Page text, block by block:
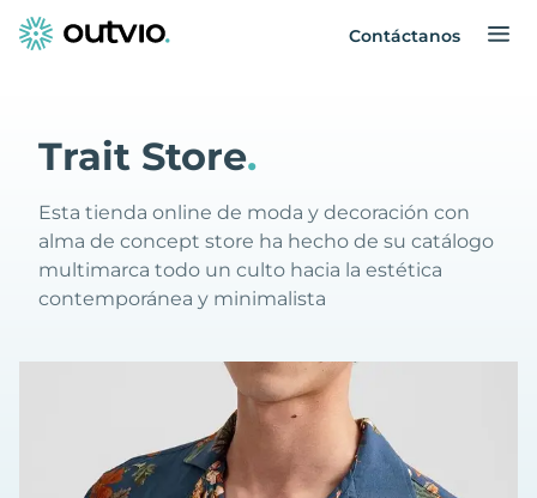
Contáctanos
Trait Store.
Esta tienda online de moda y decoración con
alma de concept store ha hecho de su catálogo
multimarca todo un culto hacia la estética
contemporánea y minimalista